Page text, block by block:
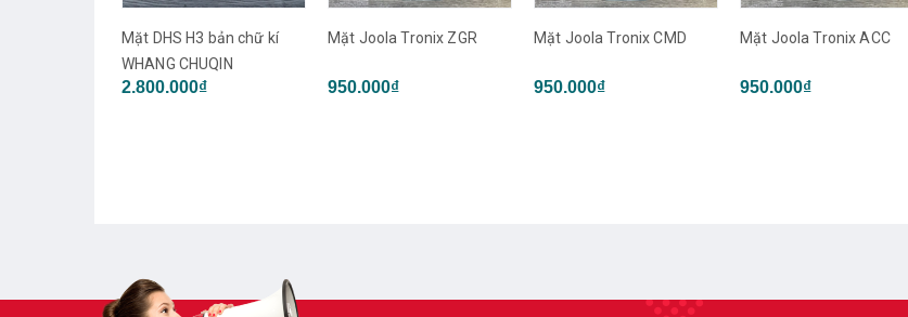
Mặt Joola Tronix ZGR
950.000₫
Mặt Joola Tronix CMD
950.000₫
Mặt Joola Tronix ACC
950.000₫
DHS H3 neo tuyển tỉnh lót
1.000.000₫